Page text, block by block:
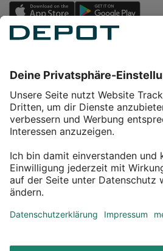
Service
Über DEPOT
Kontakt